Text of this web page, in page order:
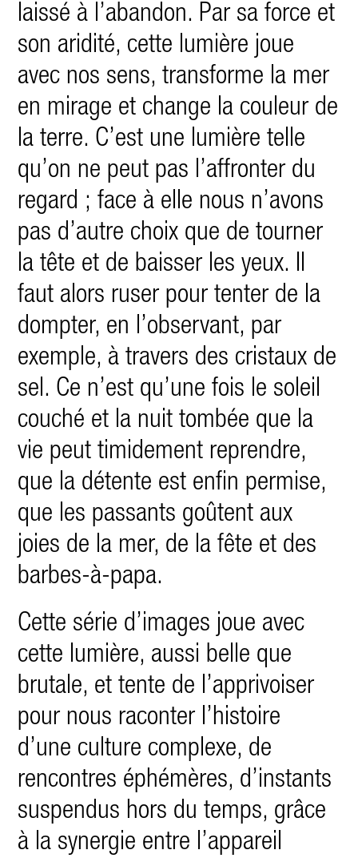
laissé à l’abandon. Par sa force et
son aridité, cette lumière joue
avec nos sens, transforme la mer
en mirage et change la couleur de
la terre. C’est une lumière telle
qu’on ne peut pas l’affronter du
regard ; face à elle nous n’avons
pas d’autre choix que de tourner
la tête et de baisser les yeux. Il
faut alors ruser pour tenter de la
dompter, en l’observant, par
exemple, à travers des cristaux de
sel. Ce n’est qu’une fois le soleil
couché et la nuit tombée que la
vie peut timidement reprendre,
que la détente est enfin permise,
que les passants goûtent aux
joies de la mer, de la fête et des
barbes-à-papa.
Cette série d’images joue avec
cette lumière, aussi belle que
brutale, et tente de l’apprivoiser
pour nous raconter l’histoire
d’une culture complexe, de
rencontres éphémères, d’instants
suspendus hors du temps, grâce
à la synergie entre l’appareil